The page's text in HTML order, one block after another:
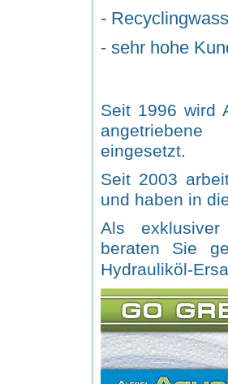
-
- sehr hohe
Seit 1996 wird
eingesetzt.
Seit 2003
und haben in
Als
beraten Sie